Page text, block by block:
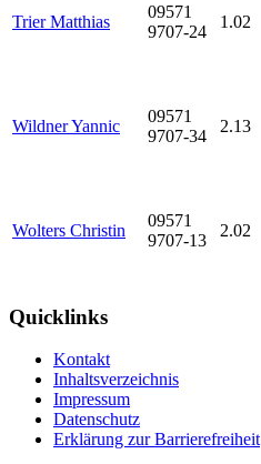
Trier Matthias
09571
9707-24
1.02
Wildner Yannic
09571
9707-34
2.13
Wolters Christin
09571
9707-13
2.02
Quicklinks
Kontakt
Inhaltsverzeichnis
Impressum
Datenschutz
Erklärung zur Barrierefreiheit